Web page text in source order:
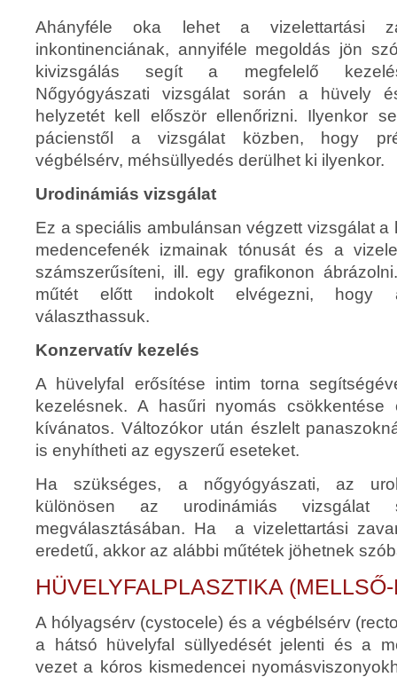
Ahányféle oka lehet a vizelettartási
inkontinenciának, annyiféle megoldás jön
kivizsgálás segít a megfelelő
Nőgyógyászati vizsgálat során a hüvely
helyzetét kell először ellenőrizni. Ilyenkor
pácienstől a vizsgálat közben, hogy
végbélsérv, méhsüllyedés derülhet ki ilyenkor.
Urodinámiás vizsgálat
Ez a speciális ambulánsan végzett vizsgálat
medencefenék izmainak tónusát és a
számszerűsíteni, ill. egy grafikonon
műtét előtt indokolt elvégezni, hogy a
választhassuk.
Konzervatív kezelés
A hüvelyfal erősítése intim torna
kezelésnek. A hasűri nyomás
kívánatos. Változókor után észlelt
is enyhítheti az egyszerű eseteket.
Ha szükséges, a nőgyógyászati, az
különösen az urodinámiás
megválasztásában. Ha a vizelettartási
eredetű, akkor az alábbi műtétek jöhetnek
HÜVELYFALPLASZTIKA
A hólyagsérv (cystocele) és a végbélsérv
a hátsó hüvelyfal süllyedését jelenti és a
vezet a kóros kismedencei